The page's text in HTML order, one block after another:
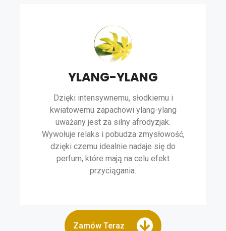
YLANG-YLANG
Dzięki intensywnemu, słodkiemu i
kwiatowemu zapachowi ylang-ylang
uważany jest za silny afrodyzjak.
Wywołuje relaks i pobudza zmysłowość,
dzięki czemu idealnie nadaje się do
perfum, które mają na celu efekt
przyciągania.
Zamów Teraz